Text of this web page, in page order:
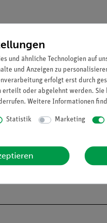
gemäß CLP-
Symbol und rotem auf
und ähnliche Technologien auf
und Anzeigen zu
erfolgt erst durch
erteilt oder abgelehnt werden.
Weitere Informationen
Statistik Marketing